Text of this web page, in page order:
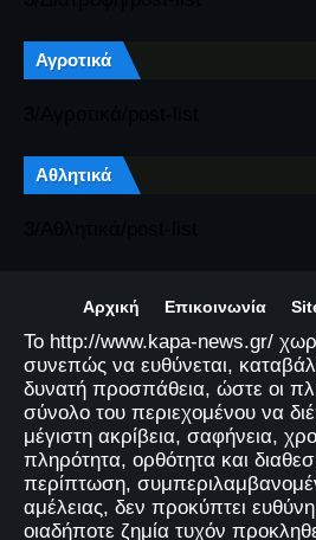
Αγροτικά
Αθλητικά
Αρχική Επικοινωνία
Το http://www.kapa-news.gr/
συνεπώς να ευθύνεται,
δυνατή προσπάθεια, ώστε οι
σύνολο του περιεχομένου να
μέγιστη ακρίβεια, σαφήνεια,
πληρότητα, ορθότητα και
περίπτωση,
αμέλειας, δεν προκύπτει ευθύνη
οιαδήποτε ζημία τυχόν